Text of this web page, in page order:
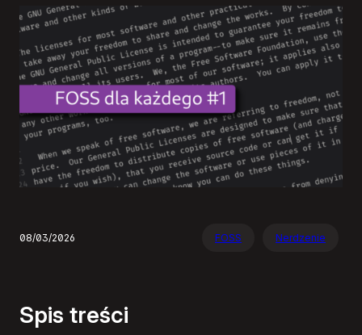
08/03/2026 FOSS Nerdzenie
Spis treści